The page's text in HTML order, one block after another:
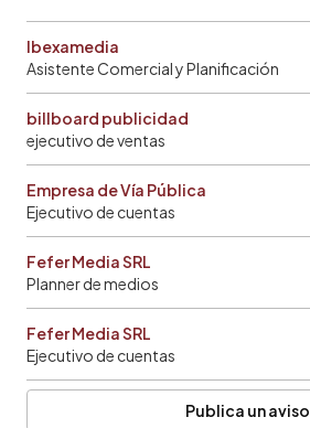
Ibexamedia
Asistente Comercial y Planificación
billboard publicidad
ejecutivo de ventas
Empresa de Vía Pública
Ejecutivo de cuentas
Fefer Media SRL
Planner de medios
Fefer Media SRL
Ejecutivo de cuentas
Publica un aviso